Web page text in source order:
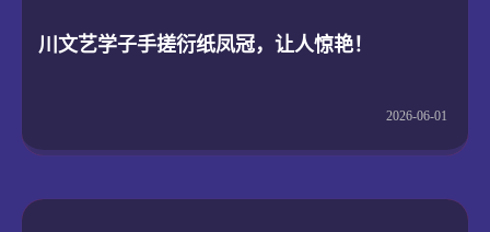
川文艺学子手搓衍纸凤冠，让人惊艳！
2026-06-01